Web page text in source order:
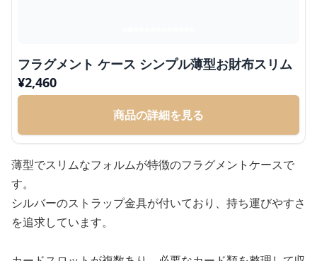
フラグメント ケース シンプル薄型お財布スリム
¥2,460
商品の詳細を見る
薄型でスリムなフォルムが特徴のフラグメントケースで
す。
シルバーのストラップ金具が付いており、持ち運びやすさ
を追求しています。